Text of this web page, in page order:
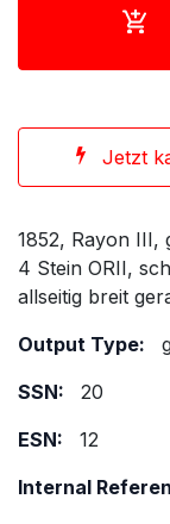
Jetzt
1852, Rayon III,
4 Stein ORII,
allseitig breit
Output Type:
SSN:
20
ESN:
12
Internal